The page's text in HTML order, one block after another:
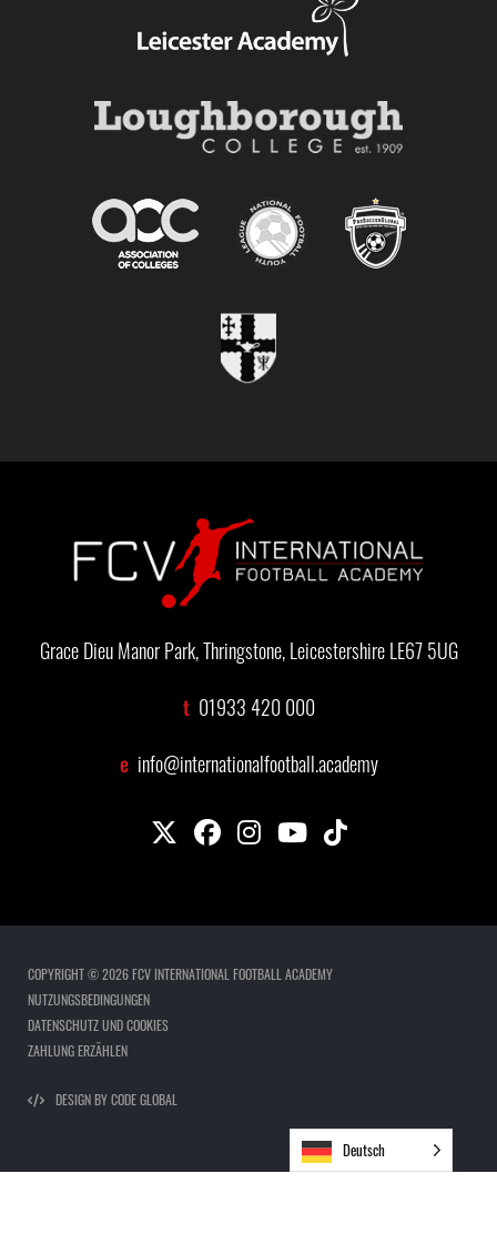
Grace Dieu Manor Park, Thringstone, Leicestershire LE67 5UG
t 01933 420 000
e info@internationalfootball.academy
COPYRIGHT © 2026 FCV INTERNATIONAL FOOTBALL ACADEMY
NUTZUNGSBEDINGUNGEN
DATENSCHUTZ UND COOKIES
ZAHLUNG ERZÄHLEN
DESIGN BY CODE GLOBAL
Deutsch